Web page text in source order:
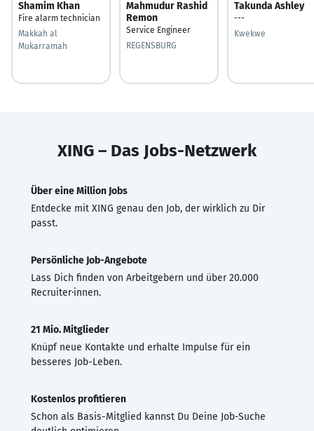
Shamim Khan
Fire alarm technician
Makkah al
Mukarramah
Mahmudur Rashid
Remon
Service Engineer
REGENSBURG
Takunda Ashley
---
Kwekwe
XING – Das Jobs-Netzwerk
Über eine Million Jobs
Entdecke mit XING genau den Job, der wirklich zu Dir
passt.
Persönliche Job-Angebote
Lass Dich finden von Arbeitgebern und über 20.000
Recruiter·innen.
21 Mio. Mitglieder
Knüpf neue Kontakte und erhalte Impulse für ein
besseres Job-Leben.
Kostenlos profitieren
Schon als Basis-Mitglied kannst Du Deine Job-Suche